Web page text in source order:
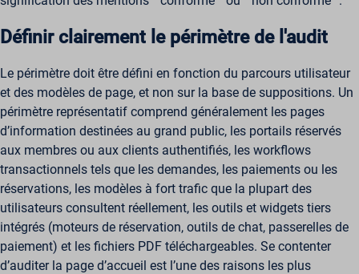
Définir clairement le périmètre de l'audit
Le périmètre doit être défini en fonction du parcours utilisateur
et des modèles de page, et non sur la base de suppositions. Un
périmètre représentatif comprend généralement les pages
d’information destinées au grand public, les portails réservés
aux membres ou aux clients authentifiés, les workflows
transactionnels tels que les demandes, les paiements ou les
réservations, les modèles à fort trafic que la plupart des
utilisateurs consultent réellement, les outils et widgets tiers
intégrés (moteurs de réservation, outils de chat, passerelles de
paiement) et les fichiers PDF téléchargeables. Se contenter
d’auditer la page d’accueil est l’une des raisons les plus